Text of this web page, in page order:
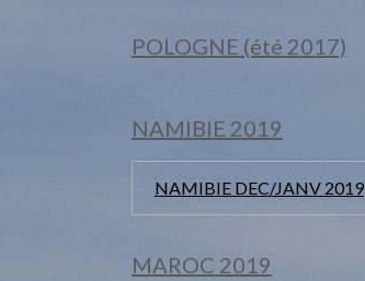
POLOGNE (été 2017)
NAMIBIE 2019
NAMIBIE DEC/JANV 2019
MAROC 2019